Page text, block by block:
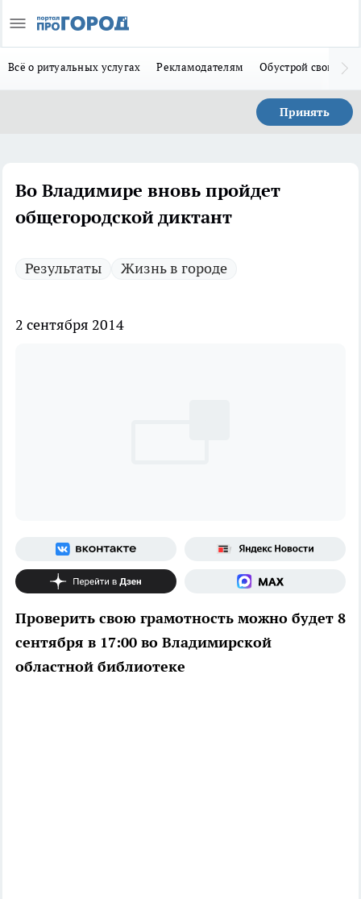
Всё о ритуальных услугах Рекламодателям Обустрой свой дом
Принять
Во Владимире вновь пройдет
общегородской диктант
Результаты Жизнь в городе
2 сентября 2014
Проверить свою грамотность можно будет 8
сентября в 17:00 во Владимирской
областной библиотеке